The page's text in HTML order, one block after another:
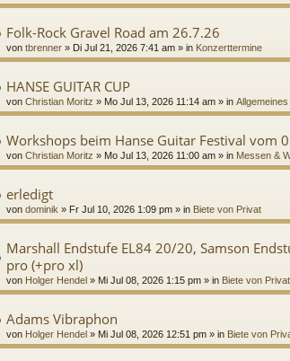
Folk-Rock Gravel Road am 26.7.26
von tbrenner » Di Jul 21, 2026 7:41 am » in Konzerttermine
HANSE GUITAR CUP
von Christian Moritz » Mo Jul 13, 2026 11:14 am » in Allgemeines
Workshops beim Hanse Guitar Festival vom
von Christian Moritz » Mo Jul 13, 2026 11:00 am » in Messen &
erledigt
von dominik » Fr Jul 10, 2026 1:09 pm » in Biete von Privat
Marshall Endstufe EL84 20/20, Samson
pro (+pro xl)
von Holger Hendel » Mi Jul 08, 2026 1:15 pm » in Biete von Privat
Adams Vibraphon
von Holger Hendel » Mi Jul 08, 2026 12:51 pm » in Biete von